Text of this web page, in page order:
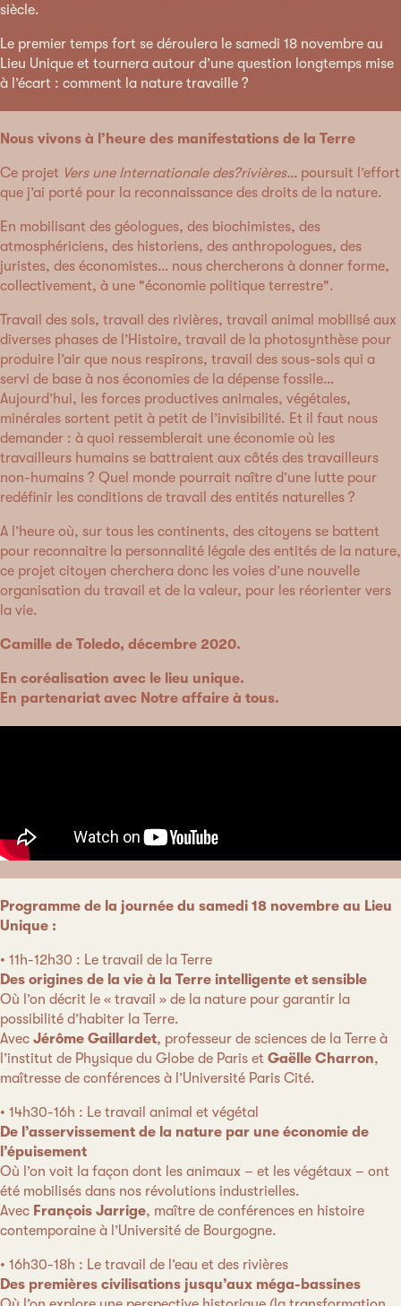
siècle.
Le premier temps fort se déroulera le samedi 18 novembre au
Lieu Unique et tournera autour d’une question longtemps mise
à l’écart : comment la nature travaille ?
Nous vivons à l’heure des manifestations de la Terre
Ce projet Vers une Internationale des?rivières… poursuit l’effort
que j’ai porté pour la reconnaissance des droits de la nature.
En mobilisant des géologues, des biochimistes, des
atmosphériciens, des historiens, des anthropologues, des
juristes, des économistes… nous chercherons à donner forme,
collectivement, à une "économie politique terrestre".
Travail des sols, travail des rivières, travail animal mobilisé aux
diverses phases de l’Histoire, travail de la photosynthèse pour
produire l’air que nous respirons, travail des sous-sols qui a
servi de base à nos économies de la dépense fossile…
Aujourd’hui, les forces productives animales, végétales,
minérales sortent petit à petit de l’invisibilité. Et il faut nous
demander : à quoi ressemblerait une économie où les
travailleurs humains se battraient aux côtés des travailleurs
non-humains ? Quel monde pourrait naître d’une lutte pour
redéfinir les conditions de travail des entités naturelles ?
A l’heure où, sur tous les continents, des citoyens se battent
pour reconnaitre la personnalité légale des entités de la nature,
ce projet citoyen cherchera donc les voies d’une nouvelle
organisation du travail et de la valeur, pour les réorienter vers
la vie.
Camille de Toledo, décembre 2020.
En coréalisation avec le lieu unique.
En partenariat avec Notre affaire à tous.
Programme de la journée du samedi 18 novembre au Lieu
Unique :
• 11h-12h30 : Le travail de la Terre
Des origines de la vie à la Terre intelligente et sensible
Où l’on décrit le « travail » de la nature pour garantir la
possibilité d’habiter la Terre.
Avec Jérôme Gaillardet, professeur de sciences de la Terre à
l’institut de Physique du Globe de Paris et Gaëlle Charron,
maîtresse de conférences à l’Université Paris Cité.
• 14h30-16h : Le travail animal et végétal
De l’asservissement de la nature par une économie de
l’épuisement
Où l’on voit la façon dont les animaux – et les végétaux – ont
été mobilisés dans nos révolutions industrielles.
Avec François Jarrige, maître de conférences en histoire
contemporaine à l’Université de Bourgogne.
• 16h30-18h : Le travail de l’eau et des rivières
Des premières civilisations jusqu’aux méga-bassines